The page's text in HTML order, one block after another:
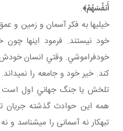
أَنفُسَهُمْ﴾.
خيلي ها به فکر آسمان و زمين و
خود نيستند. فرمود اينها چون
خودفراموشي. وقتي انسان خودش
کند. خير خود و جامعه را نمي
تلخش يا جنگ جهاني اول است
همه اين حوادث گذشته جريان
تبهکار نه آسمانی را مي شناسد و